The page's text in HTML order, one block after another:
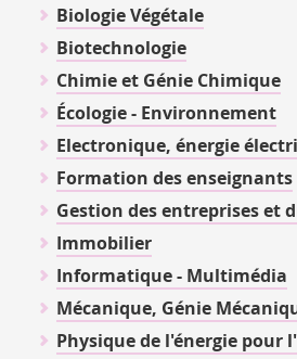
Biologie Végétale
Biotechnologie
Chimie et Génie Chimique
Écologie - Environnement
Electronique, énergie
Formation des enseignants
Gestion des entreprises et
Immobilier
Informatique - Multimédia
Mécanique, Génie
Physique de l'énergie pour